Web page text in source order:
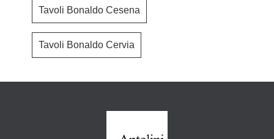
Tavoli Bonaldo Cesena
Tavoli Bonaldo Cervia